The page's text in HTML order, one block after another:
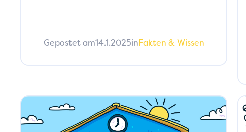
Gepostet am14.1.2025in Fakten & Wissen